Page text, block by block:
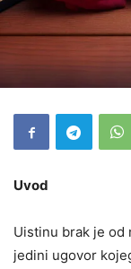
Uvod
Uistinu brak je od
jedini ugovor